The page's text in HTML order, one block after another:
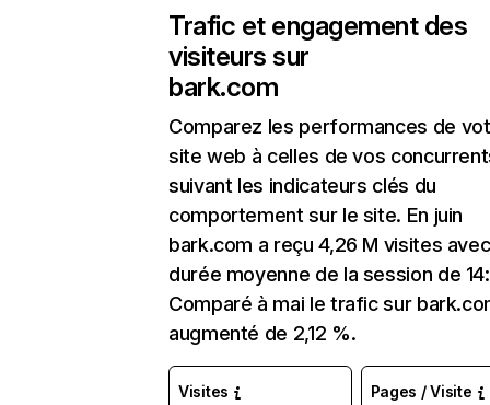
Trafic et engagement des
visiteurs sur
bark.com
Comparez les performances de
site web à celles de vos
suivant les indicateurs clés du
comportement sur le site. En juin
bark.com a reçu 4,26 M visites
durée moyenne de la session de
Comparé à mai le trafic sur
augmenté de 2,12 %.
Visites Pages / Visite